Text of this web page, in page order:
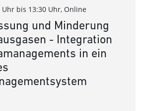
Uhr bis 13:30 Uhr, Online
und Minderung
- Integration
in ein